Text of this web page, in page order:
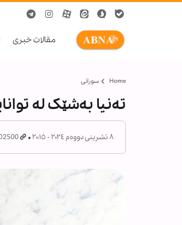
مقالات خبری
Home سورانی
تەنیا بەشێک لە
٨ تشرینی دووەم ٢٠٢٤ - ٢٠:١٥